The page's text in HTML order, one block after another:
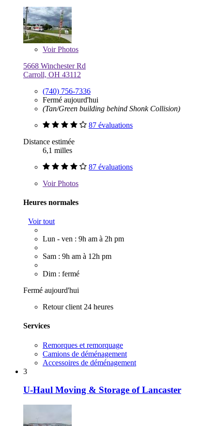
VoirPhotos
5668 Winchester Rd
Carroll, OH 43112
(740) 756-7336
Fermé aujourd'hui
(Tan/Green building behind Shonk Collision)
87 évaluations
Distance estimée
6,1 milles
87 évaluations
VoirPhotos
Heures normales
Voir tout
Lun - ven : 9h am à 2h pm
Sam : 9h am à 12h pm
Dim : fermé
Fermé aujourd'hui
Retour client 24 heures
Services
Remorques et remorquage
Camions de déménagement
Accessoires de déménagement
3
U-Haul Moving & Storage of Lancaster